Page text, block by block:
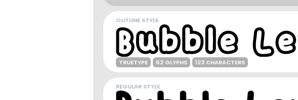
OUTLINE STYLE
TRUETYPE 62 GLYPHS 123 CHARACTERS
REGULAR STYLE